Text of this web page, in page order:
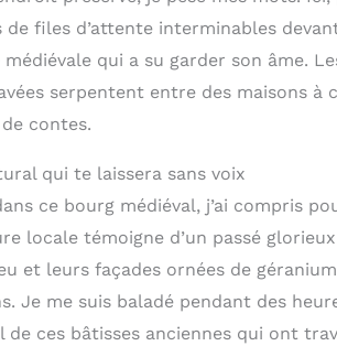
de files d’attente interminables
médiévale qui a su garder son âme.
serpentent entre des maisons à
contes.
qui te laissera sans voix
ce bourg médiéval, j’ai compris
locale témoigne d’un passé
et leurs façades ornées de
Je me suis baladé pendant des
ces bâtisses anciennes qui ont